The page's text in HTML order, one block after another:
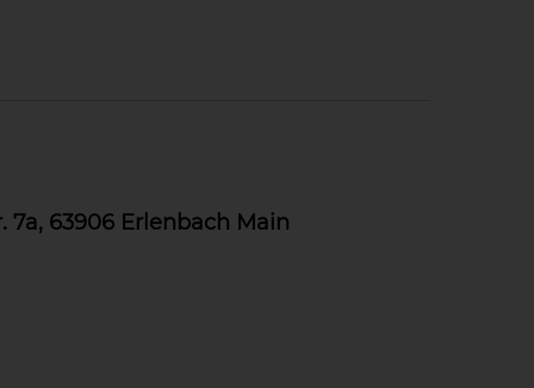
7a, 63906 Erlenbach Main